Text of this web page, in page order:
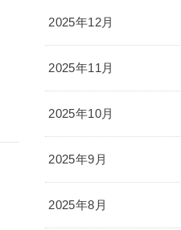
2025年12月
2025年11月
2025年10月
2025年9月
2025年8月